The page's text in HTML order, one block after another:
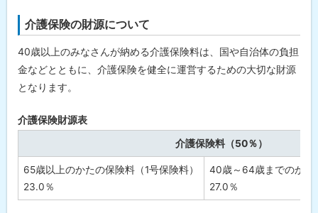
の
し
く
み
問
せ
先
担
当
口
介護保険の財源について
40歳以上のみなさんが納める介護保険料は、国や自治体の負担
金などとともに、介護保険を健全に運営するための大切な財源
となります。
介護保険財源表
介護保険料（50％）
65歳以上のかたの保険料（1号保険料）
23.0％
40歳～64歳までのかた
27.0％